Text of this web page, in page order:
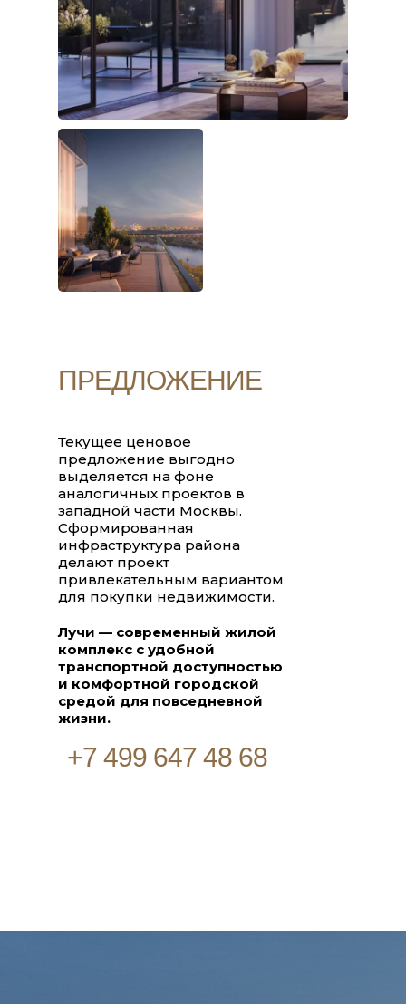
+7 499 647 48 68
ПРЕДЛОЖЕНИЕ
Лучи — современный жилой
комплекс с удобной
транспортной доступностью
и комфортной городской
средой для повседневной
жизни.
Текущее ценовое
предложение выгодно
выделяется на фоне
аналогичных проектов в
западной части Москвы.
Сформированная
инфраструктура района
делают проект
привлекательным вариантом
для покупки недвижимости.